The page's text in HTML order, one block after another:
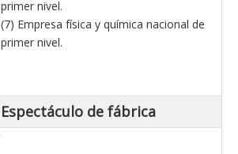
primer nivel.
(7) Empresa física y química nacional de
primer nivel.
Espectáculo de fábrica